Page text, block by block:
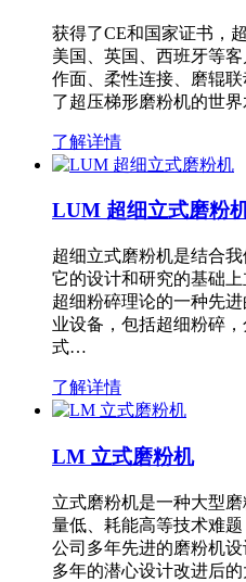
获得了CE和国家证书，
美国、英国、西班牙等
作面、柔性连接、磨辊
了超压梯形磨粉机的世
了解详情
LUM 超细立式磨粉
超细立式磨粉机是结合
它的设计和研究的基础
超细粉碎理论的一种先
业设备，包括超细粉碎
式…
了解详情
LM 立式磨粉机
立式磨粉机是一种大型
量低、耗能高等技术难
公司多年先进的磨粉机
多年的潜心设计改进后